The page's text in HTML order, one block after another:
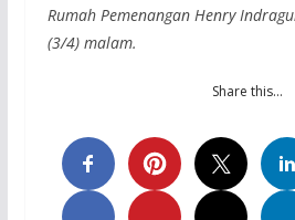
Rumah Pemenangan Henry
(3/4) malam.
Share this…